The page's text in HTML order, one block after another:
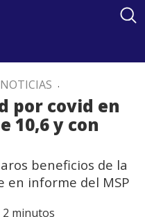
NOTICIAS .
por covid en
10,6 y con
beneficios de la
en informe del MSP
2 minutos